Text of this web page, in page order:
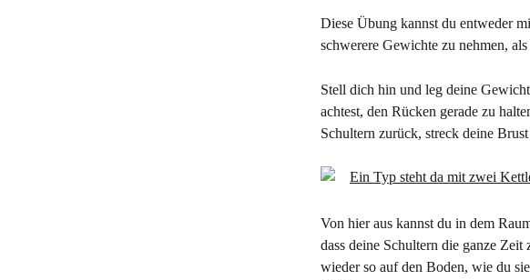
Diese Übung kannst du entweder
schwerere Gewichte zu nehmen,
Stell dich hin und leg deine
achtest, den Rücken gerade zu
Schultern zurück, streck deine
Von hier aus kannst du in dem
dass deine Schultern die ganze
wieder so auf den Boden, wie du